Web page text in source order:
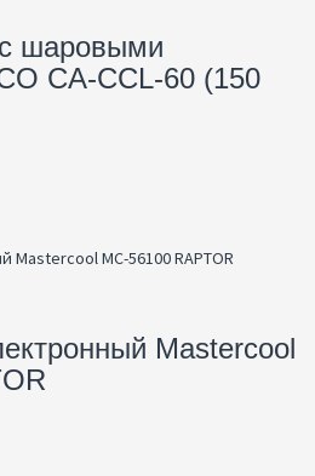
шаровыми
CA-CCL-60 (150
Mastercool